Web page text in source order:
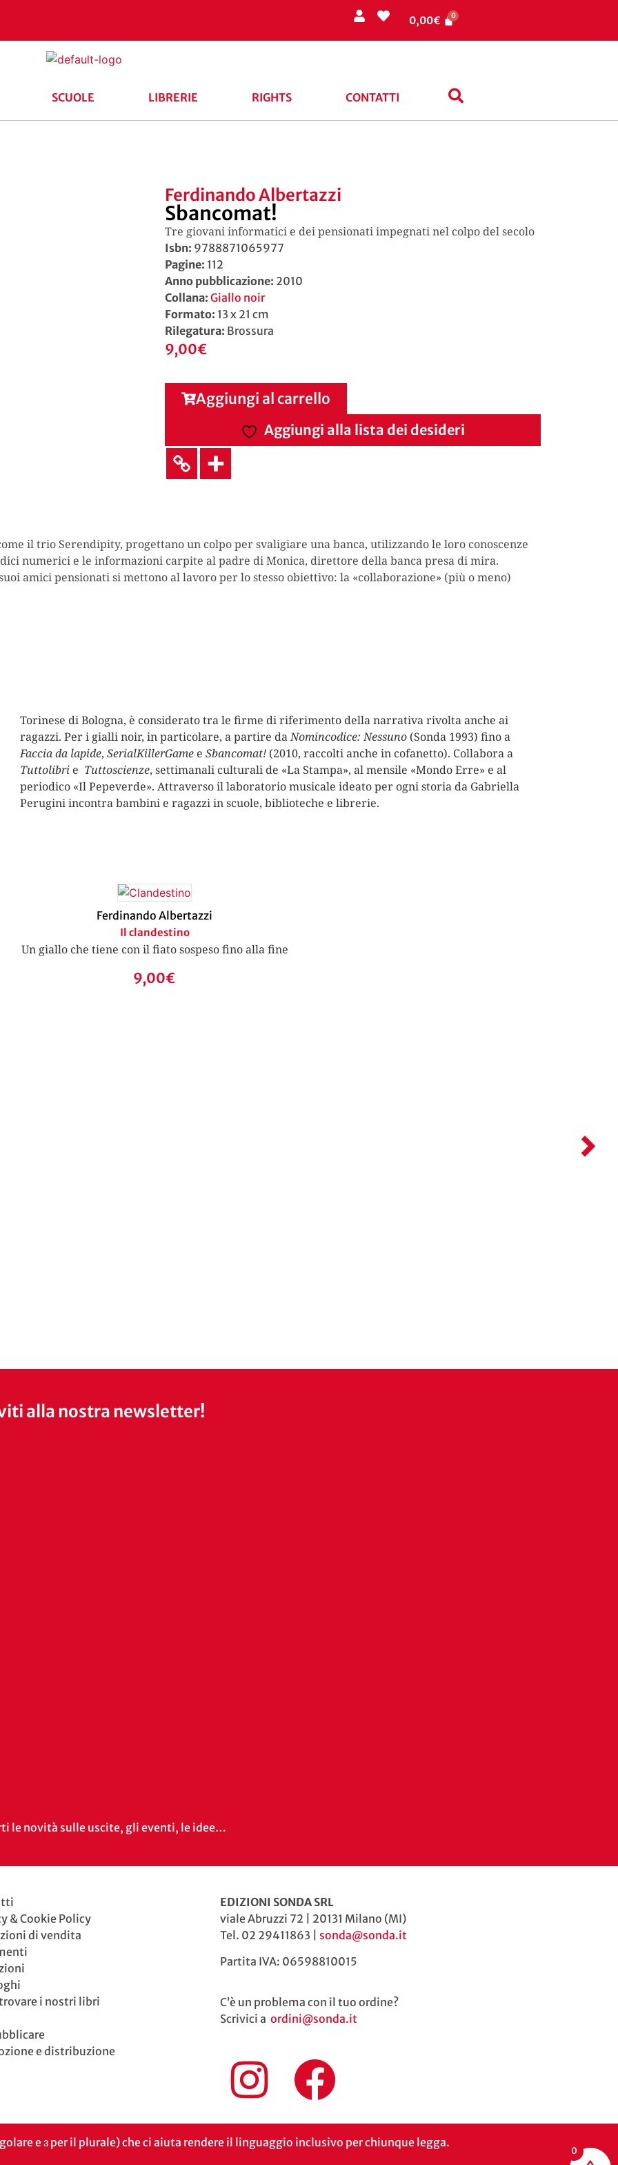
0,00€
SCUOLE LIBRERIE RIGHTS CONTATTI
Ferdinando Albertazzi
Sbancomat!
Tre giovani informatici e dei pensionati impegnati nel colpo del secolo
Isbn: 9788871065977
Pagine: 112
Anno pubblicazione: 2010
Collana: Giallo noir
Formato: 13 x 21 cm
Rilegatura: Brossura
9,00€
Aggiungi al carrello
Aggiungi alla lista dei desideri
il trio Serendipity, progettano un colpo per svaligiare una banca, utilizzando le loro conoscenze
numerici e le informazioni carpite al padre di Monica, direttore della banca presa di mira.
amici pensionati si mettono al lavoro per lo stesso obiettivo: la «collaborazione» (più o meno)
Torinese di Bologna, è considerato tra le firme di riferimento della narrativa rivolta anche ai
ragazzi. Per i gialli noir, in particolare, a partire daNomincodice: Nessuno (Sonda 1993) fino a
Faccia da lapide, SerialKillerGame e Sbancomat! (2010, raccolti anche in cofanetto). Collabora a
Tuttolibri e Tuttoscienze, settimanali culturali de «La Stampa», al mensile «Mondo Erre» e al
periodico «Il Pepeverde». Attraverso il laboratorio musicale ideato per ogni storia da Gabriella
Perugini incontra bambini e ragazzi in scuole, biblioteche e librerie.
Ferdinando Albertazzi
Il clandestino
Un giallo che tiene con il fiato sospeso fino alla fine
9,00€
alla nostra newsletter!
le novità sulle uscite, gli eventi, le idee…
& Cookie Policy
di vendita
i nostri libri
e distribuzione
EDIZIONI SONDA SRL
viale Abruzzi 72 | 20131 Milano (MI)
Tel. 02 29411863 | sonda@sonda.it
Partita IVA: 06598810015
C’è un problema con il tuo ordine?
Scrivici a ordini@sonda.it
e ɜ per il plurale) che ci aiuta rendere il linguaggio inclusivo per chiunque legga.
0